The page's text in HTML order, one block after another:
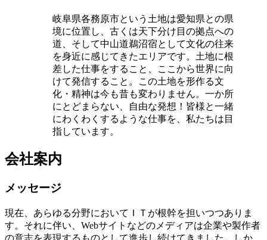
岐阜県各務原市という土地は愛知県との県
境に位置し、古くは天下分け目の拠点への
道、そして中山道鵜沼宿として文化の往来
を身近に感じてきたエリアです。土地に根
差した仕事をすること、ここから世界に向
けて発信すること。この土地を形作る文
化・精神は今も昔も変わりません。一か所
にとどまらない、自由な発想！皆様と一緒
にわくわくするような仕事を、私たちは目
指しています。
会社案内
メッセージ
現在、あらゆる分野においてＩＴが根幹を担いつつありま
す。それに伴い、Webサイトなどのメディアは企業や製作者
の意志を表現するものとして進歩し続けてきました。しか